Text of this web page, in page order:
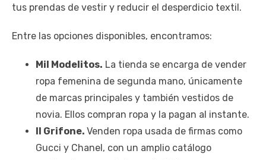
tus prendas de vestir y reducir el desperdicio textil.
Entre las opciones disponibles, encontramos:
Mil Modelitos. La tienda se encarga de vender
ropa femenina de segunda mano, únicamente
de marcas principales y también vestidos de
novia. Ellos compran ropa y la pagan al instante.
Il Grifone. Venden ropa usada de firmas como
Gucci y Chanel, con un amplio catálogo